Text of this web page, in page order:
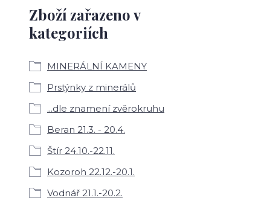
Zboží zařazeno v
kategoriích
MINERÁLNÍ KAMENY
Prstýnky z minerálů
...dle znamení zvěrokruhu
Beran 21.3. - 20.4.
Štír 24.10.-22.11.
Kozoroh 22.12.-20.1.
Vodnář 21.1.-20.2.